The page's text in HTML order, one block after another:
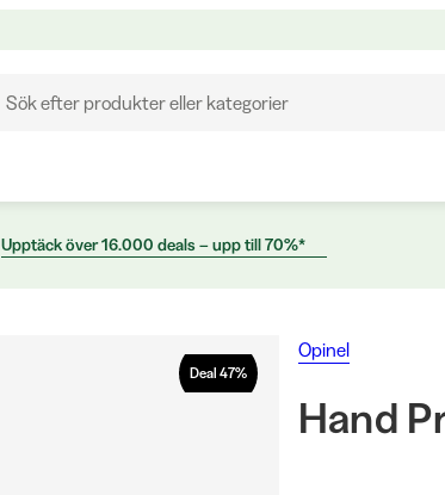
Sök efter produkter eller kategorier
Upptäck över 16.000 deals – upp till 70%*
Deal 47%
Opinel
Hand